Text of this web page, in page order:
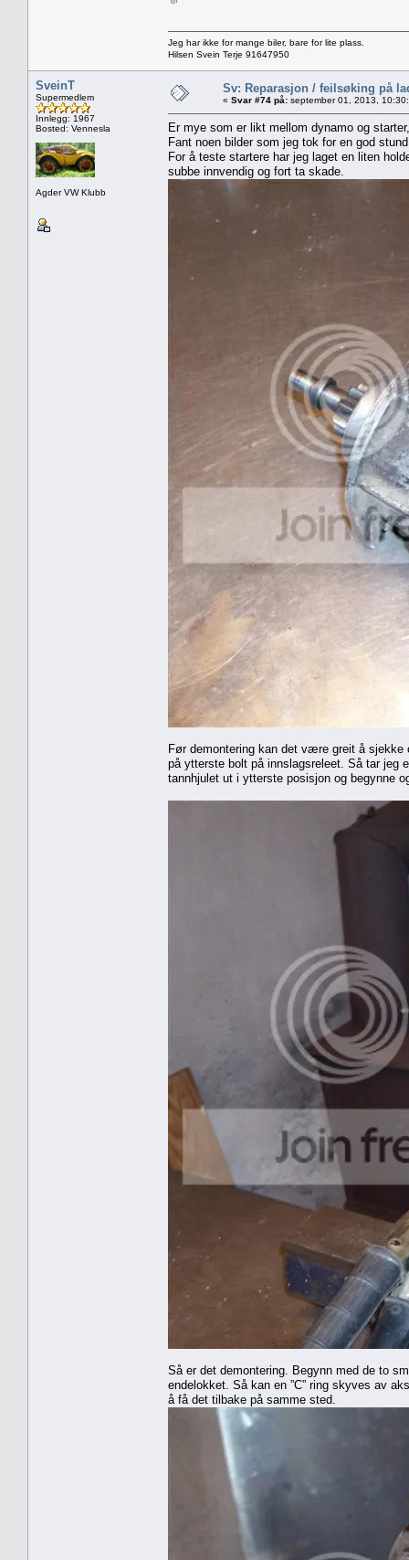
Jeg har ikke for mange biler, bare for lite plass.
Hilsen Svein Terje 91647950
SveinT
Supermedlem
Innlegg: 1967
Bosted: Vennesla
Agder VW Klubb
Sv: Reparasjon / feilsøking på
« Svar #74 på: september 01, 2013,
Er mye som er likt mellom dynamo og
Fant noen bilder som jeg tok for en god
For å teste startere har jeg laget en liten
subbe innvendig og fort ta skade.
Før demontering kan det være greit å sjekke
på ytterste bolt på innslagsreleet. Så tar jeg
tannhjulet ut i ytterste posisjon og begynne
Så er det demontering. Begynn med de to
endelokket. Så kan en ”C” ring skyves av
å få det tilbake på samme sted.